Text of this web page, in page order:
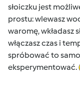
słoiczku jest
prostu: wlewasz
waromę, wkładasz
włączasz czas i
spróbować to samo
eksperymentować.